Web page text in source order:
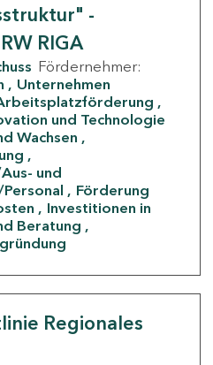
-
RIGA
Fördernehmer:
Unternehmen
und Technologie
Wachsen
und
Förderung
Investitionen in
Beratung
Regionales